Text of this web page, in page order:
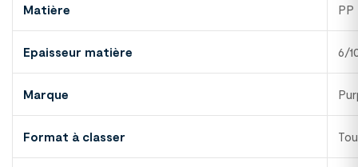
Matière PP
Epaisseur matière 6/
Marque
Format à classer